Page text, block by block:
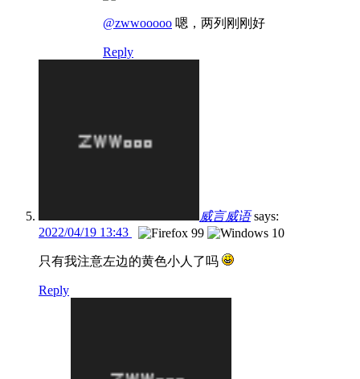
@zwwooooo 嗯，两列刚刚好
Reply
威言威语 says:
2022/04/19 13:43
只有我注意左边的黄色小人了吗
Reply